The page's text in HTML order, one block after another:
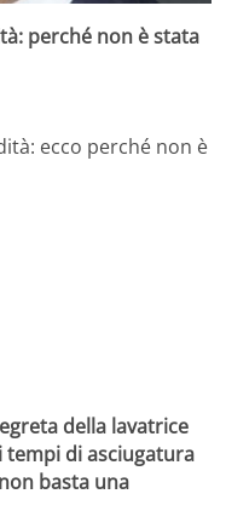
perché non è stata
ecco perché non è
della lavatrice
tempi di asciugatura
basta una